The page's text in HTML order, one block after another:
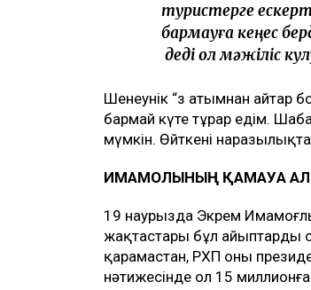
туристерге
бармауға кеңес
деді ол мәжіліс
Шенеунік “өз атымнан айтар
бармай күте тұрар едім.
мүмкін. Өйткені
ИМАМОҒЛЫНЫҢ ҚАМАУҒА
19 наурызда Экрем
жақтастары бұл айыптарды
қарамастан, РХП оны
нәтижесінде ол 15